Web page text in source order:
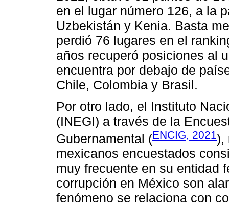
en el lugar número 126, a la
Uzbekistán y Kenia. Basta
perdió 76 lugares en el
años recuperó posiciones al
encuentra por debajo de
Chile, Colombia y Brasil.
Por otro lado, el Instituto
(INEGI) a través de la
Gubernamental (ENCIG, 2021),
mexicanos encuestados
muy frecuente en su entidad
corrupción en México son
fenómeno se relaciona con